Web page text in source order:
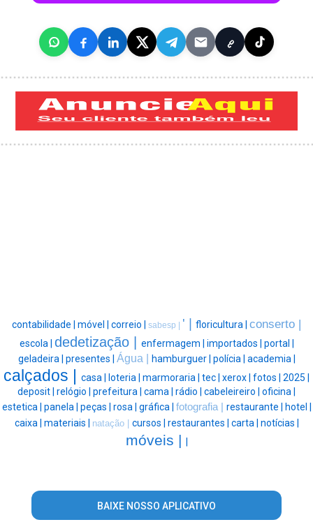
contabilidade | móvel | correio | sabesp | ' | floricultura | conserto |
escola | dedetização | enfermagem | importados | portal |
geladeira | presentes | Água | hamburguer | polícia | academia |
calçados | casa | loteria | marmoraria | tec | xerox | fotos | 2025 |
deposit | relógio | prefeitura | cama | rádio | cabeleireiro | oficina |
estetica | panela | peças | rosa | gráfica | fotografia | restaurante |
hotel |
caixa | materiais | natação | cursos | restaurantes | carta | notícias |
móveis |
BAIXE NOSSO APLICATIVO